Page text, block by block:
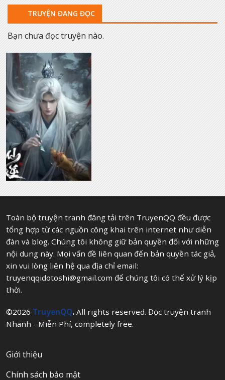
TRUYỆN ĐANG ĐỌC
Bạn chưa đọc truyện nào.
Toàn bộ truyện tranh đăng tải trên TruyenQQ đều được
tổng hợp từ các nguồn công khai trên internet như diễn
đàn và blog. Chúng tôi không giữ bản quyền đối với những
nội dung này. Mọi vấn đề liên quan đến bản quyền tác giả,
xin vui lòng liên hệ qua địa chỉ email:
truyenqqidotoshi@gmail.com để chúng tôi có thể xử lý kịp
thời.
©2026 TruyenQQ. All rights reserved. Đọc truyện tranh
Nhanh - Miễn Phí, completely free.
Giới thiệu
Chính sách bảo mật